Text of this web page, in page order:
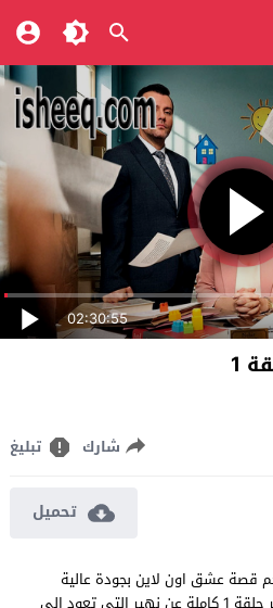
02:30:55
1
شارك تبليغ
تحميل
اخر الحلقة 1 مترجم قصة عشق اون لاين بجودة عالية